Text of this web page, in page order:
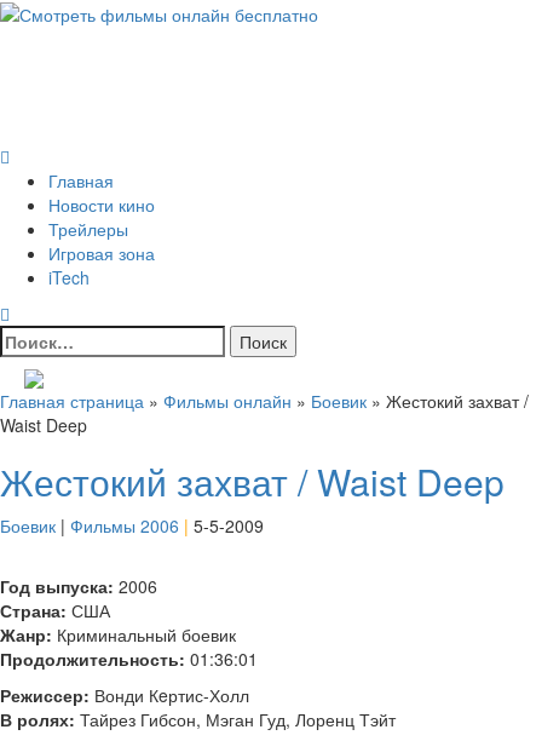
Skip
MenuГлавная
Новости кино
Трейлеры
Игровая зона
iTech
Найти:
Главная страница » Фильмы онлайн » Боевик » Жестокий захват /
Waist Deep
Жестокий захват / Waist Deep
Боевик | Фильмы 2006 | 5-5-2009
Год выпуска: 2006
Страна: США
Жанр: Криминальный боевик
Продолжительность: 01:36:01
Режиссер: Вонди Кeртис-Холл
В ролях: Тайрез Гибсон, Мэган Гуд, Лоренц Тэйт